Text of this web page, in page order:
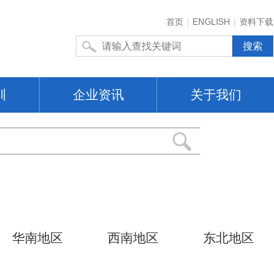
首页 ENGLISH 资料下载
企业资讯 关于我们
华南地区 西南地区
东北地区